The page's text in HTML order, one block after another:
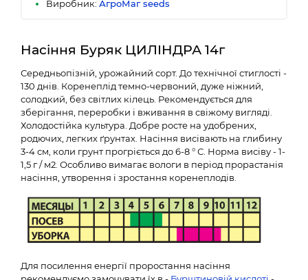
Виробник: АгроМаг seeds
Насіння Буряк ЦИЛІНДРА 14г
Середньопізній, урожайний сорт. До технічної стиглості -
130 днів. Коренеплід темно-червоний, дуже ніжний,
солодкий, без світлих кілець. Рекомендується для
зберігання, переробки і вживання в свіжому вигляді.
Холодостійка культура. Добре росте на удобрених,
родючих, легких ґрунтах. Насіння висівають на глибину
3-4 см, коли грунт прогріється до 6-8 ° С. Норма висіву - 1-
1,5 г / м2. Особливо вимагає вологи в період прорастанія
насіння, утворення і зростання коренеплодів.
Для посилення енергії проростання насіння